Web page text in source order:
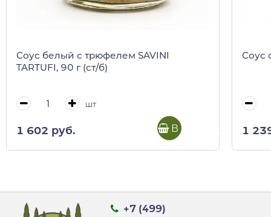
Соус белый с трюфелем SAVINI
TARTUFI, 90 г (ст/б)
шт
1 602 руб. В корзину
Соус
1
+7 (499)